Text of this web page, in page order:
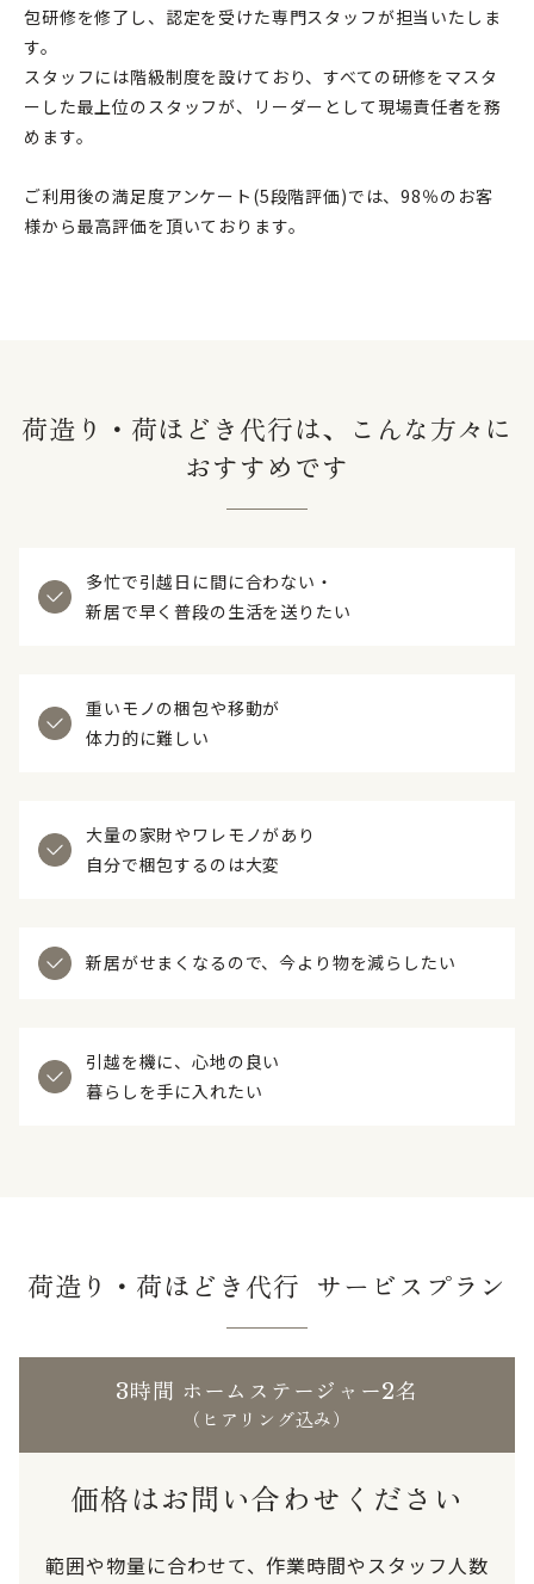
包研修を修了し、認定を受けた専門スタッフが担当いたしま
す。
スタッフには階級制度を設けており、すべての研修をマスタ
ーした最上位のスタッフが、リーダーとして現場責任者を務
めます。
ご利用後の満足度アンケート(5段階評価)では、98％のお客
様から最⾼評価を頂いております。
荷造り・荷ほどき代行は、こんな方々に
おすすめです
多忙で引越日に間に合わない・
新居で早く普段の生活を送りたい
重いモノの梱包や移動が
体力的に難しい
大量の家財やワレモノがあり
自分で梱包するのは大変
新居がせまくなるので、今より物を減らしたい
引越を機に、心地の良い
暮らしを手に入れたい
荷造り・荷ほどき代行 サービスプラン
3時間 ホームステージャー2名
（ヒアリング込み）
価格はお問い合わせください
範囲や物量に合わせて、作業時間やスタッフ人数